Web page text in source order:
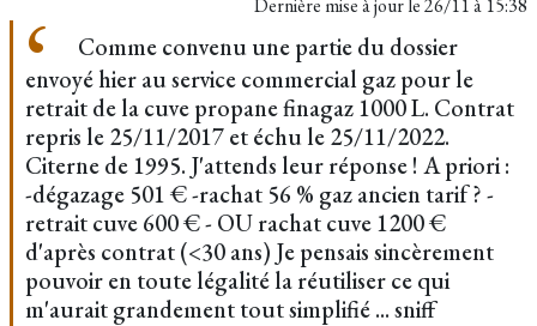
Dernière mise à jour le26/11 à 15:38
Comme convenu une partie du dossier
envoyé hier au service commercial gaz pour le
retrait de la cuve propane finagaz 1000 L. Contrat
repris le 25/11/2017 et échu le 25/11/2022.
Citerne de 1995. J'attends leur réponse ! A priori :
-dégazage 501 € -rachat 56 % gaz ancien tarif ? -
retrait cuve 600 € - OU rachat cuve 1200 €
d'après contrat (<30 ans) Je pensais sincèrement
pouvoir en toute légalité la réutiliser ce qui
m'aurait grandement tout simplifié ... sniff